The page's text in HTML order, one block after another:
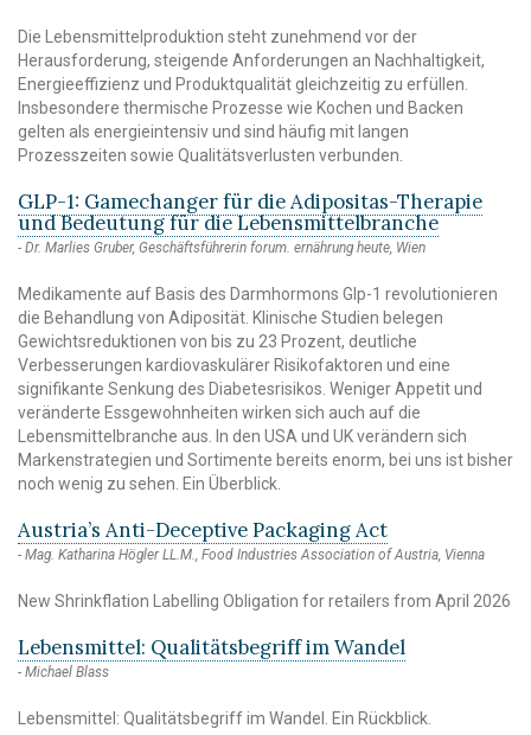
Die Lebensmittelproduktion steht zunehmend vor der
Herausforderung, steigende Anforderungen an Nachhaltigkeit,
Energieeffizienz und Produktqualität gleichzeitig zu erfüllen.
Insbesondere thermische Prozesse wie Kochen und Backen
gelten als energieintensiv und sind häufig mit langen
Prozesszeiten sowie Qualitätsverlusten verbunden.
GLP-1: Gamechanger für die Adipositas-Therapie
und Bedeutung für die Lebensmittelbranche
Dr. Marlies Gruber, Geschäftsführerin forum. ernährung heute, Wien
Medikamente auf Basis des Darmhormons Glp-1 revolutionieren
die Behandlung von Adiposität. Klinische Studien belegen
Gewichtsreduktionen von bis zu 23 Prozent, deutliche
Verbesserungen kardiovaskulärer Risikofaktoren und eine
signifikante Senkung des Diabetesrisikos. Weniger Appetit und
veränderte Essgewohnheiten wirken sich auch auf die
Lebensmittelbranche aus. In den USA und UK verändern sich
Markenstrategien und Sortimente bereits enorm, bei uns ist bisher
noch wenig zu sehen. Ein Überblick.
Austria’s Anti-Deceptive Packaging Act
Mag. Katharina Högler LL.M., Food Industries Association of Austria, Vienna
New Shrinkflation Labelling Obligation for retailers from April 2026
Lebensmittel: Qualitätsbegriff im Wandel
Michael Blass
Lebensmittel: Qualitätsbegriff im Wandel. Ein Rückblick.